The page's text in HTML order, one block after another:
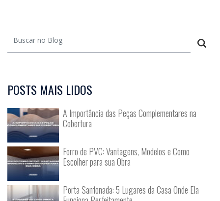
POSTS MAIS LIDOS
A Importância das Peças Complementares na
Cobertura
Forro de PVC: Vantagens, Modelos e Como
Escolher para sua Obra
Porta Sanfonada: 5 Lugares da Casa Onde Ela